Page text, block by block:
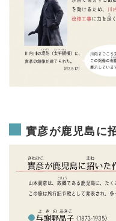
實彦が鹿児島に